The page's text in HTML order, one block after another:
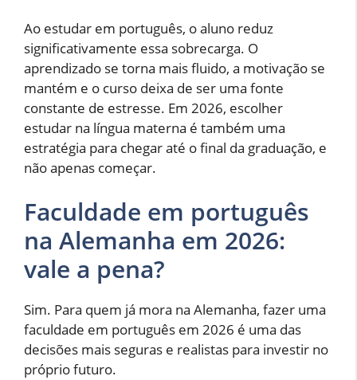
Ao estudar em português, o aluno reduz
significativamente essa sobrecarga. O
aprendizado se torna mais fluido, a motivação se
mantém e o curso deixa de ser uma fonte
constante de estresse. Em 2026, escolher
estudar na língua materna é também uma
estratégia para chegar até o final da graduação, e
não apenas começar.
Faculdade em português
na Alemanha em 2026:
vale a pena?
Sim. Para quem já mora na Alemanha, fazer uma
faculdade em português em 2026 é uma das
decisões mais seguras e realistas para investir no
próprio futuro.